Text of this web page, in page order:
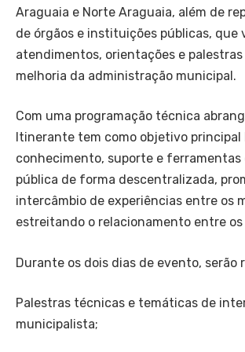
Araguaia e Norte Araguaia, além de
de órgãos e instituições públicas, que
atendimentos, orientações e
melhoria da administração municipal.
Com uma programação técnica
Itinerante tem como objetivo principal
conhecimento, suporte e ferramentas
pública de forma descentralizada,
intercâmbio de experiências entre os
estreitando o relacionamento entre
Durante os dois dias de evento, serão
Palestras técnicas e temáticas de
municipalista;